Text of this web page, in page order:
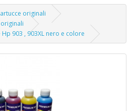
originali
903 , 903XL nero e colore